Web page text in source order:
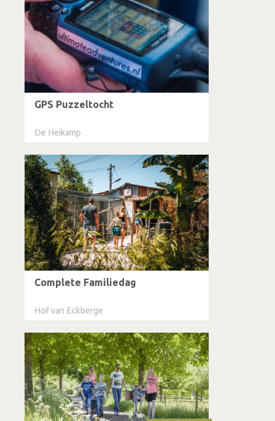
GPS Puzzeltocht
De Heikamp
Complete Familiedag
Hof van Eckberge